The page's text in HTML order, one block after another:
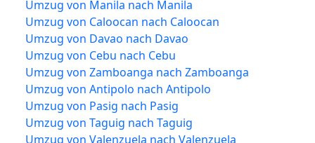
Umzug von Manila nach Manila
Umzug von Caloocan nach Caloocan
Umzug von Davao nach Davao
Umzug von Cebu nach Cebu
Umzug von Zamboanga nach Zamboanga
Umzug von Antipolo nach Antipolo
Umzug von Pasig nach Pasig
Umzug von Taguig nach Taguig
Umzug von Valenzuela nach Valenzuela